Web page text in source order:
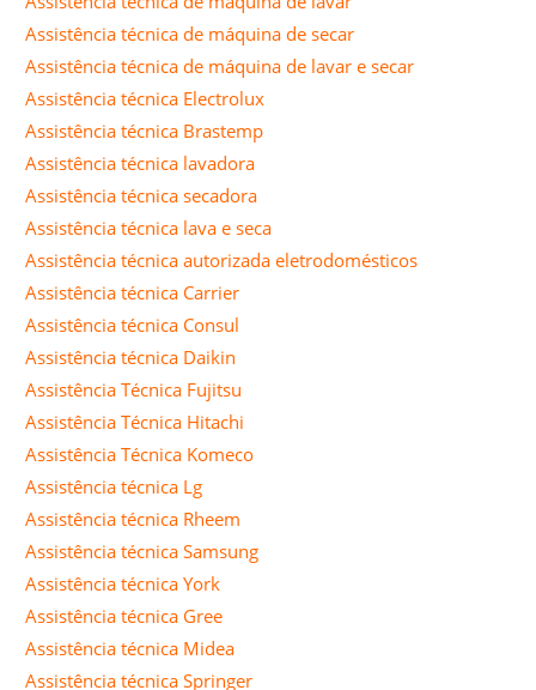
Assistência técnica de máquina de secar
Assistência técnica de máquina de lavar e secar
Assistência técnica Electrolux
Assistência técnica Brastemp
Assistência técnica lavadora
Assistência técnica secadora
Assistência técnica lava e seca
Assistência técnica autorizada eletrodomésticos
Assistência técnica Carrier
Assistência técnica Consul
Assistência técnica Daikin
Assistência Técnica Fujitsu
Assistência Técnica Hitachi
Assistência Técnica Komeco
Assistência técnica Lg
Assistência técnica Rheem
Assistência técnica Samsung
Assistência técnica York
Assistência técnica Gree
Assistência técnica Midea
Assistência técnica Springer